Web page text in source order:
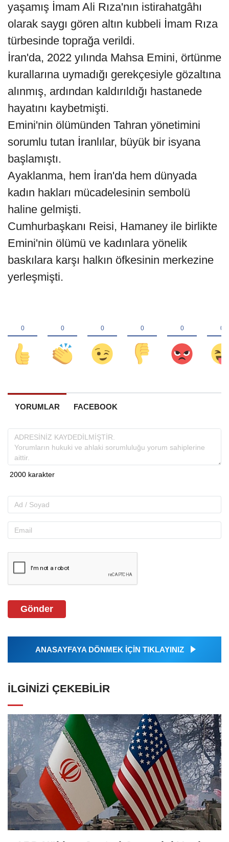
yaşamış İmam Ali Rıza'nın istirahatgâhı
olarak saygı gören altın kubbeli İmam Rıza
türbesinde toprağa verildi.
İran'da, 2022 yılında Mahsa Emini, örtünme
kurallarına uymadığı gerekçesiyle gözaltına
alınmış, ardından kaldırıldığı hastanede
hayatını kaybetmişti.
Emini'nin ölümünden Tahran yönetimini
sorumlu tutan İranlılar, büyük bir isyana
başlamıştı.
Ayaklanma, hem İran'da hem dünyada
kadın hakları mücadelesinin sembolü
haline gelmişti.
Cumhurbaşkanı Reisi, Hamaney ile birlikte
Emini'nin ölümü ve kadınlara yönelik
baskılara karşı halkın öfkesinin merkezine
yerleşmişti.
YORUMLAR FACEBOOK
Gönder
ANASAYFAYA DÖNMEK İÇİN TIKLAYINIZ
İLGINIZI ÇEKEBILIR